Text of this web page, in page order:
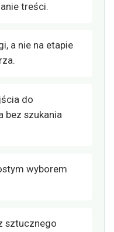
treści.
a nie na etapie
do
bez szukania
wyborem
sztucznego